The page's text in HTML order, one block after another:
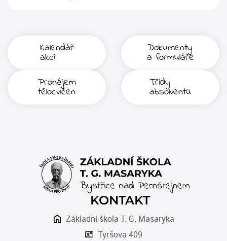
Kalendář
akcí
Dokumenty
a formuláře
Pronájem
tělocvičen
Třídy
absolventů
KONTAKT
Základní škola T. G. Masaryka
Tyršova 409